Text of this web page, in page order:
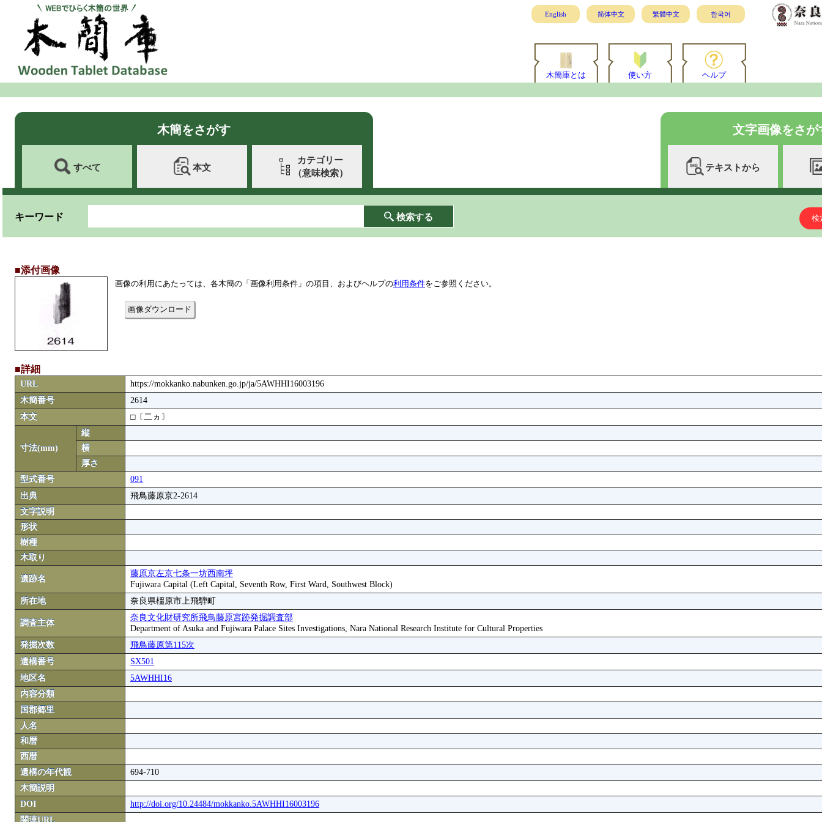
English 简体中文 繁體中文 한국어
木簡庫とは 使い方 ヘルプ
木簡をさがす
すべて 本文
カテゴリー
（意味検索）
文字画像をさが
テキストから
キーワード 検索する 検
■添付画像
画像の利用にあたっては、各木簡の「画像利用条件」の項目、およびヘルプの利用条件をご参照ください。
画像ダウンロード
■詳細
URL
https://mokkanko.nabunken.go.jp/ja/5AWHHI16003196
木簡番号
2614
本文
□〔二ヵ〕
寸法(mm)
縦
横
厚さ
型式番号
091
出典
飛鳥藤原京2-2614
文字説明
形状
樹種
木取り
遺跡名
藤原京左京七条一坊西南坪
Fujiwara Capital (Left Capital, Seventh Row, First Ward, Southwest Block)
所在地
奈良県橿原市上飛騨町
調査主体
奈良文化財研究所飛鳥藤原宮跡発掘調査部
Department of Asuka and Fujiwara Palace Sites Investigations, Nara National Research Institute for Cultural Properties
発掘次数
飛鳥藤原第115次
遺構番号
SX501
地区名
5AWHHI16
内容分類
国郡郷里
人名
和暦
西暦
遺構の年代観
694-710
木簡説明
DOI
http://doi.org/10.24484/mokkanko.5AWHHI16003196
関連URL